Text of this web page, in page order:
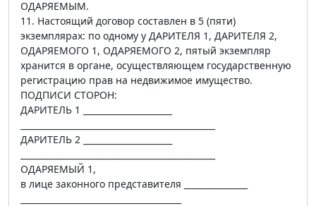
ОДАРЯЕМЫМ.
11. Настоящий договор составлен в 5 (пяти)
экземплярах: по одному у ДАРИТЕЛЯ 1, ДАРИТЕЛЯ 2,
ОДАРЯЕМОГО 1, ОДАРЯЕМОГО 2, пятый экземпляр
хранится в органе, осуществляющем государственную
регистрацию прав на недвижимое имущество.
ПОДПИСИ СТОРОН:
ДАРИТЕЛЬ 1 _____________________
ДАРИТЕЛЬ 2 _____________________
ОДАРЯЕМЫЙ 1,
в лице законного представителя _______________